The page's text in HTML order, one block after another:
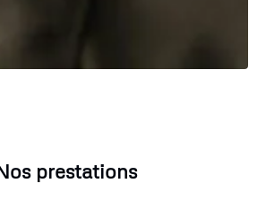
prestations